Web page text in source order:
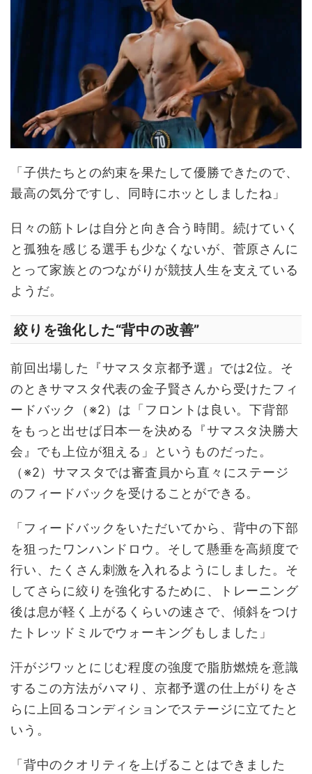
「子供たちとの約束を果たして優勝できたので、
最高の気分ですし、同時にホッとしましたね」
日々の筋トレは自分と向き合う時間。続けていく
と孤独を感じる選手も少なくないが、菅原さんに
とって家族とのつながりが競技人生を支えている
ようだ。
絞りを強化した“背中の改善”
前回出場した『サマスタ京都予選』では2位。そ
のときサマスタ代表の金子賢さんから受けたフィ
ードバック（※2）は「フロントは良い。下背部
をもっと出せば日本一を決める『サマスタ決勝大
会』でも上位が狙える」というものだった。
（※2）サマスタでは審査員から直々にステージ
のフィードバックを受けることができる。
「フィードバックをいただいてから、背中の下部
を狙ったワンハンドロウ。そして懸垂を高頻度で
行い、たくさん刺激を入れるようにしました。そ
してさらに絞りを強化するために、トレーニング
後は息が軽く上がるくらいの速さで、傾斜をつけ
たトレッドミルでウォーキングもしました」
汗がジワッとにじむ程度の強度で脂肪燃焼を意識
するこの方法がハマり、京都予選の仕上がりをさ
らに上回るコンディションでステージに立てたと
いう。
「背中のクオリティを上げることはできました